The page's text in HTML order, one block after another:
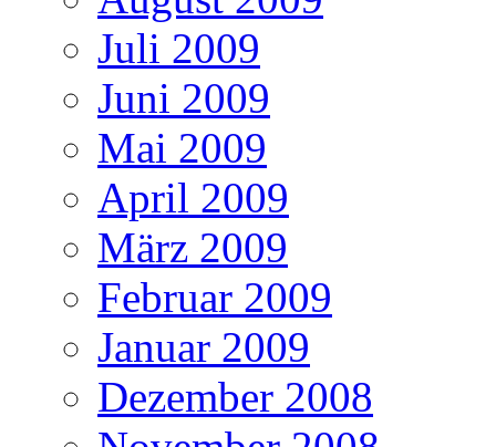
Juli 2009
Juni 2009
Mai 2009
April 2009
März 2009
Februar 2009
Januar 2009
Dezember 2008